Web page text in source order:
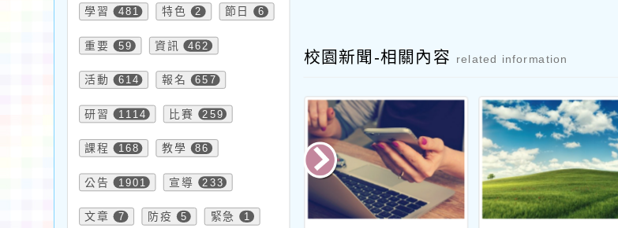
學習 481 特色 2 節日 6
重要 59 資訊 462
活動 614 報名 657
研習 1114 比賽 259
課程 168 教學 86
公告 1901 宣導 233
文章 7 防疫 5 緊急 1
校園新聞-相關內容 related information